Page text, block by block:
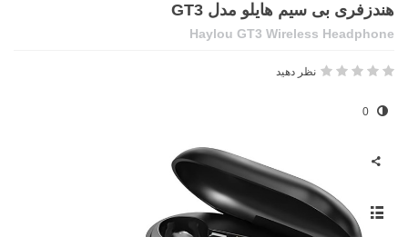
هندزفری بی‌ سیم هایلو مدل GT3
Haylou GT3 Wireless Headphone
نظر دهید
0